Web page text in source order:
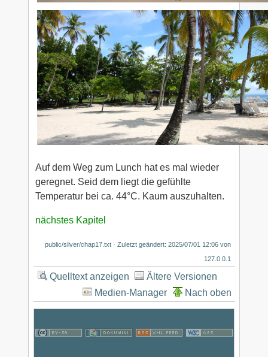
Auf dem Weg zum Lunch hat es mal wieder
geregnet. Seid dem liegt die gefühlte
Temperatur bei ca. 44°C. Kaum auszuhalten.
nächstes Kapitel
public/silver/chap17.txt · Zuletzt geändert:2025/07/01 12:06 von
127.0.0.1
Quelltext anzeigen
Ältere Versionen
Medien-Manager
Nach oben